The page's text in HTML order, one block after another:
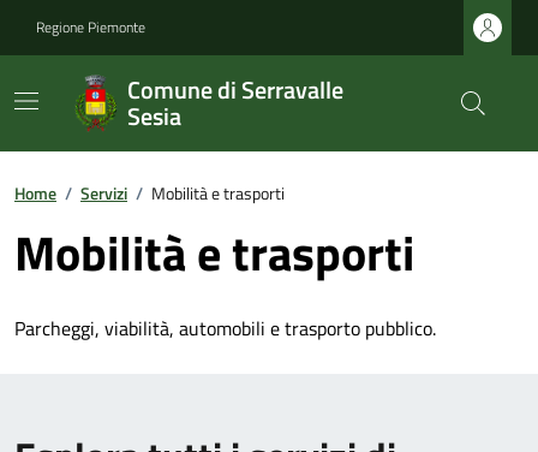
Regione Piemonte
Comune di Serravalle
Sesia
Home / Servizi / Mobilità e trasporti
Mobilità e trasporti
Parcheggi, viabilità, automobili e trasporto pubblico.